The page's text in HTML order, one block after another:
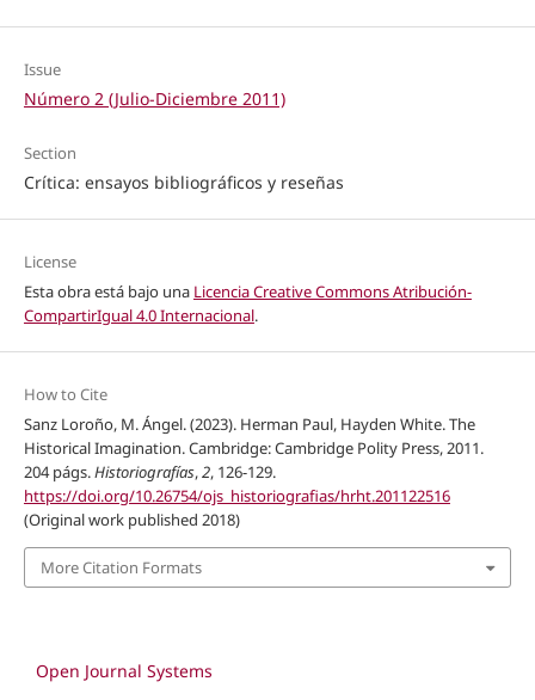
Issue
Número 2 (Julio-Diciembre 2011)
Section
Crítica: ensayos bibliográficos y reseñas
License
Esta obra está bajo una Licencia Creative Commons Atribución-
CompartirIgual 4.0 Internacional.
How to Cite
Sanz Loroño, M. Ángel. (2023). Herman Paul, Hayden White. The
Historical Imagination. Cambridge: Cambridge Polity Press, 2011.
204 págs.Historiografías,2, 126-129.
https://doi.org/10.26754/ojs_historiografias/hrht.201122516
(Original work published 2018)
More Citation Formats
Open Journal Systems